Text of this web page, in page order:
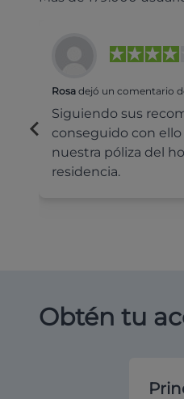
Rosa dejó un comentario
Siguiendo sus
conseguido con
nuestra póliza del
residencia.
Obtén tu